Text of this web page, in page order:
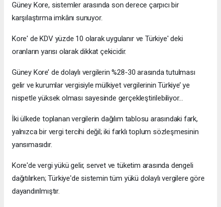
Güney Kore, sistemler arasında son derece çarpıcı bir
karşılaştırma imkânı sunuyor.
Kore' de KDV yüzde 10 olarak uygulanır ve Türkiye' deki
oranların yarısı olarak dikkat çekicidir.
Güney Kore’ de dolaylı vergilerin %28-30 arasında tutulması
gelir ve kurumlar vergisiyle mülkiyet vergilerinin Türkiye’ ye
nispetle yüksek olması sayesinde gerçekleştirilebiliyor…
İki ülkede toplanan vergilerin dağılım tablosu arasındaki fark,
yalnızca bir vergi tercihi değil; iki farklı toplum sözleşmesinin
yansımasıdır.
Kore'de vergi yükü gelir, servet ve tüketim arasında dengeli
dağıtılırken; Türkiye'de sistemin tüm yükü dolaylı vergilere göre
dayandırılmıştır.